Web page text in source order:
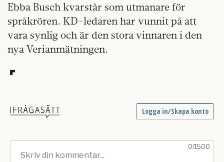
Ebba Busch kvarstår som utmanare för
språkrören. KD-ledaren har vunnit på att
vara synlig och är den stora vinnaren i den
nya Verianmätningen.